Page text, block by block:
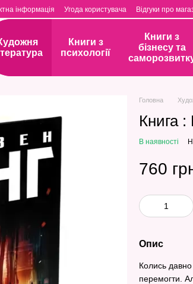
інформація Угода користувача Відгуки про
Книги з
психології
Книги з
бізнесу та
Головна
Книга :
В наявності
760
Опис
Колись
перемогти.